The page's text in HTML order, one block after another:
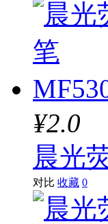
¥2.0
晨光
对比 收藏 0